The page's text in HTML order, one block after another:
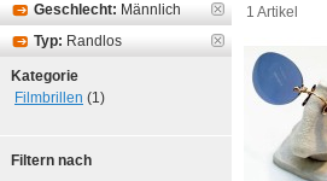
1 Artikel
Geschlecht: Männlich
Typ: Randlos
Kategorie
Filmbrillen (1)
Filtern nach